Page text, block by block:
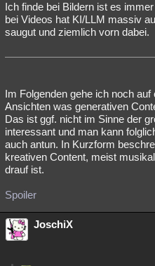
Ich finde bei Bildern ist es
bei Videos hat KI/LLM massiv
saugut und ziemlich vorn dabei.
Im Folgenden gehe ich noch
Ansichten was generativen
Das ist ggf. nicht im Sinne der
interessant und man kann
auch antun. In Kurzform
kreativen Content, meist
drauf ist.
Spoiler
JoschiX